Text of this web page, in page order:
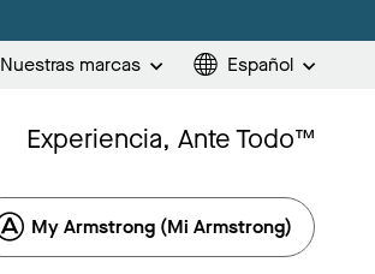
Nuestras marcas Español
Experiencia, Ante Todo™
My Armstrong (Mi Armstrong)